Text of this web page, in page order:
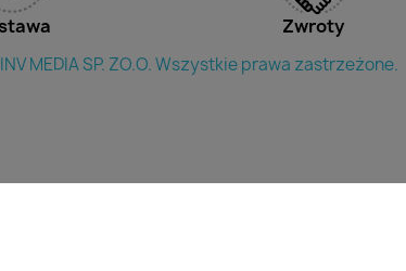
Zwroty
MEDIA SP. ZO.O. Wszystkie prawa zastrzeżone.